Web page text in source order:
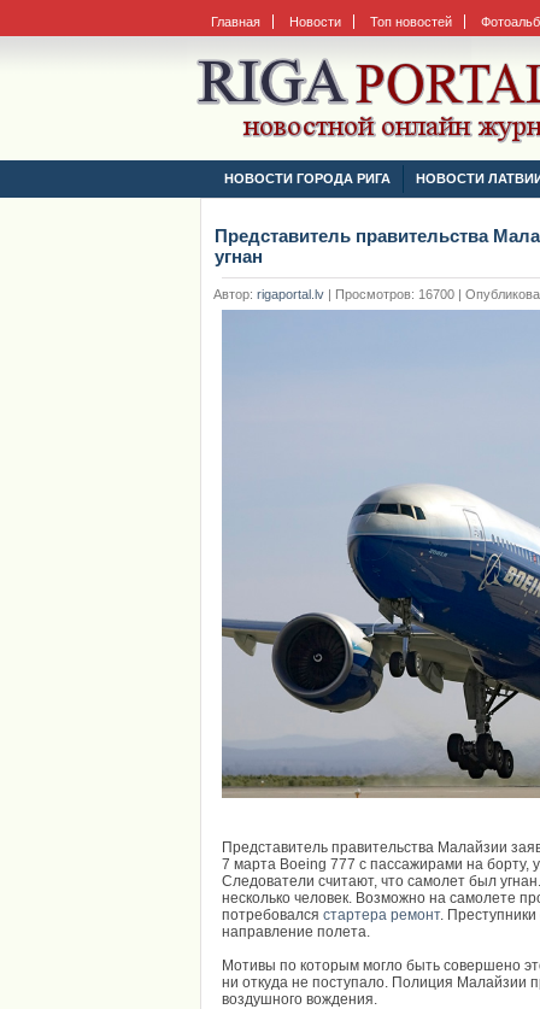
Главная Новости Топ новостей
НОВОСТИ ГОРОДА РИГА НОВОСТИ
Представитель правительства
угнан
Автор: rigaportal.lv | Просмотров: 16700 |
Представитель правительства Малайзии
7 марта Boeing 777 с пассажирами на борту,
Следователи считают, что самолет был
несколько человек. Возможно на самолете
потребовался стартера ремонт.
направление полета.
Мотивы по которым могло быть совершено
ни откуда не поступало. Полиция Малайзии
воздушного вождения.